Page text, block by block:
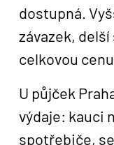
dostupná.
závazek,
celkovou
U půjček
výdaje: kauci
spotřebiče,